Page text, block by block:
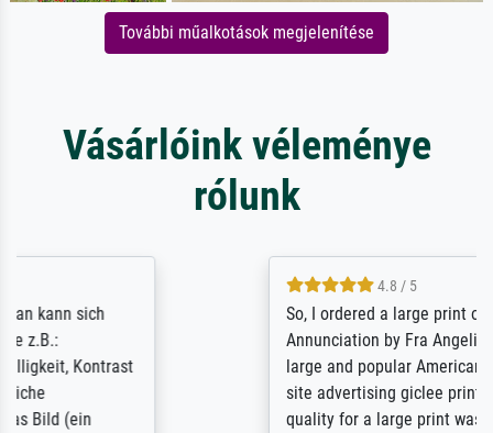
További műalkotások megjelenítése
Vásárlóink véleménye
rólunk
So, I ordered a large print of The
Annunciation by Fra Angelico from a very
large and popular American "art/poster"
site advertising giclee print quality. The
quality for a large print was atrocious. They